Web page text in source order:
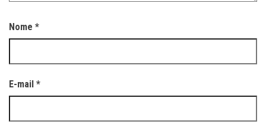
Nome *
E-mail *